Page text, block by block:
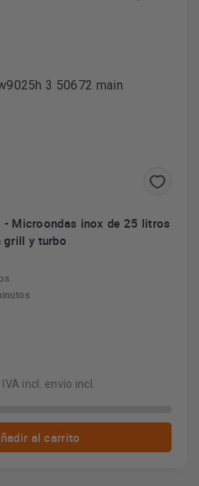
Microondas inox de 25 litros
grill y turbo
IVA incl. envío incl.
al carrito